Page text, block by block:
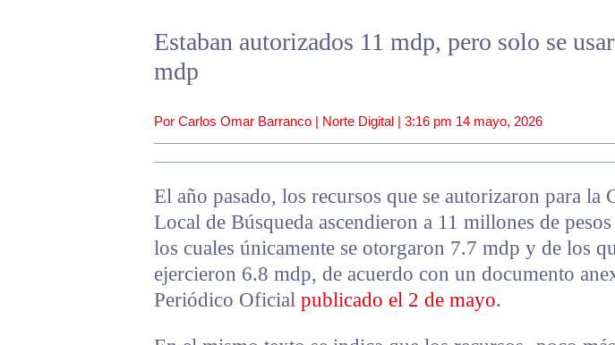
Estaban autorizados 11 mdp, pero solo se
mdp
Por Carlos Omar Barranco | Norte Digital | 3:16 pm 14 mayo, 2026
El año pasado, los recursos que se autorizaron para la
Local de Búsqueda ascendieron a 11 millones de
los cuales únicamente se otorgaron 7.7 mdp y de los
ejercieron 6.8 mdp, de acuerdo con un documento
Periódico Oficial publicado el 2 de mayo.